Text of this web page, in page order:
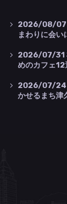
2026/08/07
まわりに会い
2026/07/31
めのカフェ12
2026/07/24
かせるまち津